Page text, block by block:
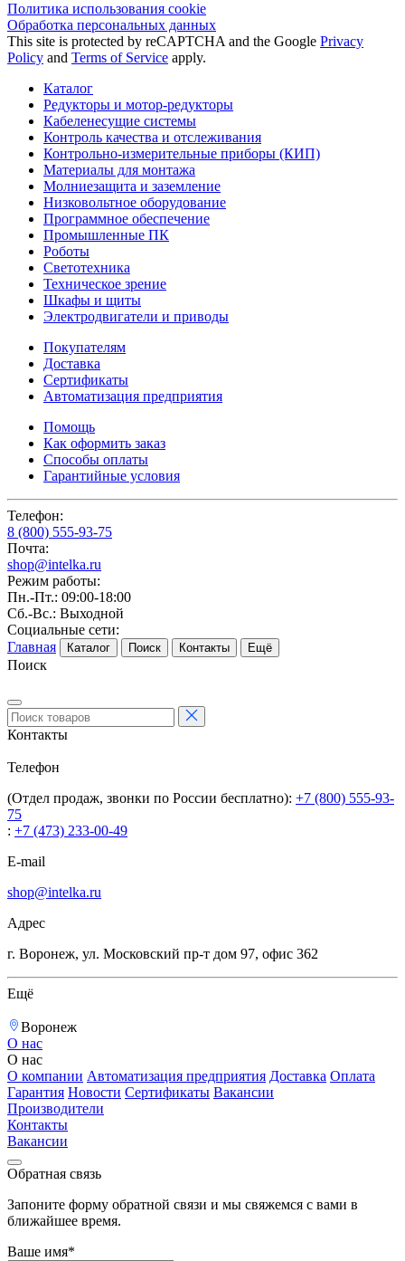
Политика использования сookie
Обработка персональных данных
This site is protected by reCAPTCHA and the Google Privacy
Policy and Terms of Service apply.
Каталог
Редукторы и мотор-редукторы
Кабеленесущие системы
Контроль качества и отслеживания
Контрольно-измерительные приборы (КИП)
Материалы для монтажа
Молниезащита и заземление
Низковольтное оборудование
Программное обеспечение
Промышленные ПК
Роботы
Светотехника
Техническое зрение
Шкафы и щиты
Электродвигатели и приводы
Покупателям
Доставка
Сертификаты
Автоматизация предприятия
Помощь
Как оформить заказ
Способы оплаты
Гарантийные условия
Телефон:
8 (800) 555-93-75
Почта:
shop@intelka.ru
Режим работы:
Пн.-Пт.: 09:00-18:00
Сб.-Вс.: Выходной
Социальные сети:
Главная
Каталог Поиск Контакты Ещё
Поиск
Контакты
Телефон
(Отдел продаж, звонки по России бесплатно): +7 (800) 555-93-
75
: +7 (473) 233-00-49
E-mail
shop@intelka.ru
Адрес
г. Воронеж, ул. Московский пр-т дом 97, офис 362
Ещё
Воронеж
О нас
О нас
О компании Автоматизация предприятия Доставка Оплата
Гарантия Новости Сертификаты Вакансии
Производители
Контакты
Вакансии
Обратная связь
Запоните форму обратной связи и мы свяжемся с вами в
ближайшее время.
Ваше имя*